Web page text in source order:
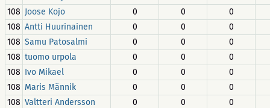
108 Joose Kojo 0 0
0
108 Antti Huurinainen 0 0
0
108 Samu Patosalmi 0 0
0
108 tuomo urpola 0 0
0
108 Ivo Mikael 0 0
0
108 Maris Männik 0 0
0
108 Valtteri Andersson 0 0
0